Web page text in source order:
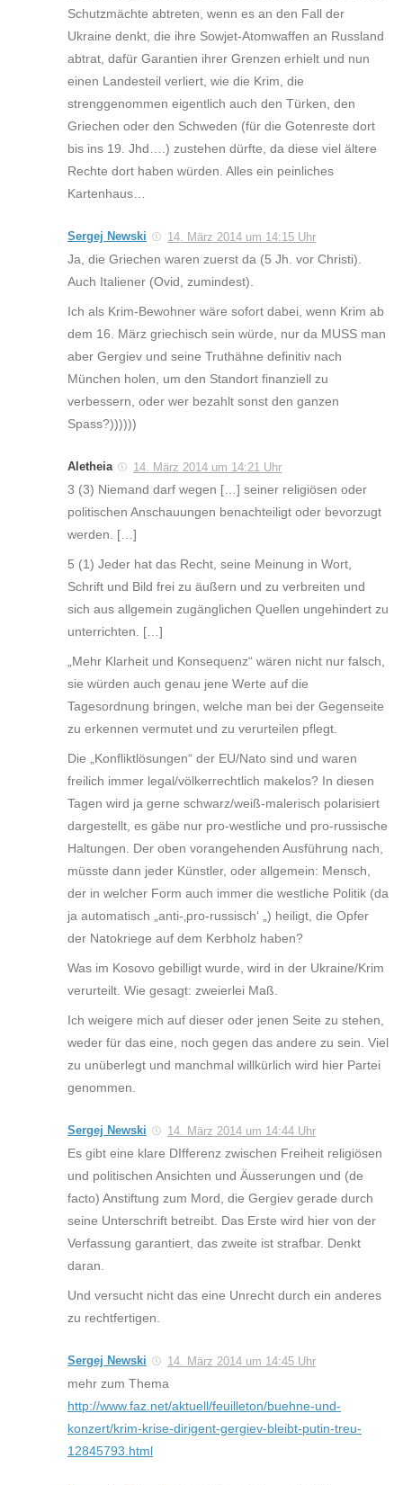
Schutzmächte abtreten, wenn es an den Fall der
Ukraine denkt, die ihre Sowjet-Atomwaffen an Russland
abtrat, dafür Garantien ihrer Grenzen erhielt und nun
einen Landesteil verliert, wie die Krim, die
strenggenommen eigentlich auch den Türken, den
Griechen oder den Schweden (für die Gotenreste dort
bis ins 19. Jhd….) zustehen dürfte, da diese viel ältere
Rechte dort haben würden. Alles ein peinliches
Kartenhaus…
Sergej Newski 14. März 2014 um 14:15 Uhr
Ja, die Griechen waren zuerst da (5 Jh. vor Christi).
Auch Italiener (Ovid, zumindest).
Ich als Krim-Bewohner wäre sofort dabei, wenn Krim ab
dem 16. März griechisch sein würde, nur da MUSS man
aber Gergiev und seine Truthähne definitiv nach
München holen, um den Standort finanziell zu
verbessern, oder wer bezahlt sonst den ganzen
Spass?))))))
Aletheia 14. März 2014 um 14:21 Uhr
3 (3) Niemand darf wegen […] seiner religiösen oder
politischen Anschauungen benachteiligt oder bevorzugt
werden. […]
5 (1) Jeder hat das Recht, seine Meinung in Wort,
Schrift und Bild frei zu äußern und zu verbreiten und
sich aus allgemein zugänglichen Quellen ungehindert zu
unterrichten. […]
„Mehr Klarheit und Konsequenz“ wären nicht nur falsch,
sie würden auch genau jene Werte auf die
Tagesordnung bringen, welche man bei der Gegenseite
zu erkennen vermutet und zu verurteilen pflegt.
Die „Konfliktlösungen“ der EU/Nato sind und waren
freilich immer legal/völkerrechtlich makelos? In diesen
Tagen wird ja gerne schwarz/weiß-malerisch polarisiert
dargestellt, es gäbe nur pro-westliche und pro-russische
Haltungen. Der oben vorangehenden Ausführung nach,
müsste dann jeder Künstler, oder allgemein: Mensch,
der in welcher Form auch immer die westliche Politik (da
ja automatisch „anti-‚pro-russisch‘ „) heiligt, die Opfer
der Natokriege auf dem Kerbholz haben?
Was im Kosovo gebilligt wurde, wird in der Ukraine/Krim
verurteilt. Wie gesagt: zweierlei Maß.
Ich weigere mich auf dieser oder jenen Seite zu stehen,
weder für das eine, noch gegen das andere zu sein. Viel
zu unüberlegt und manchmal willkürlich wird hier Partei
genommen.
Sergej Newski 14. März 2014 um 14:44 Uhr
Es gibt eine klare DIfferenz zwischen Freiheit religiösen
und politischen Ansichten und Äusserungen und (de
facto) Anstiftung zum Mord, die Gergiev gerade durch
seine Unterschrift betreibt. Das Erste wird hier von der
Verfassung garantiert, das zweite ist strafbar. Denkt
daran.
Und versucht nicht das eine Unrecht durch ein anderes
zu rechtfertigen.
Sergej Newski 14. März 2014 um 14:45 Uhr
mehr zum Thema
http://www.faz.net/aktuell/feuilleton/buehne-und-
konzert/krim-krise-dirigent-gergiev-bleibt-putin-treu-
12845793.html